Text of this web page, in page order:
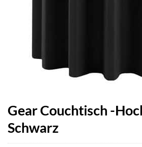
Gear Couchtisch -
Schwarz